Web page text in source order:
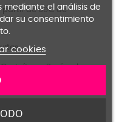
partir de 60€ de
en Península.
de las
el análisis de
su consentimiento
cookies